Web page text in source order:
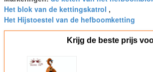
Het blok van de kettingskatrol ,
Het Hijstoestel van de hefboomketting
Krijg de beste prijs